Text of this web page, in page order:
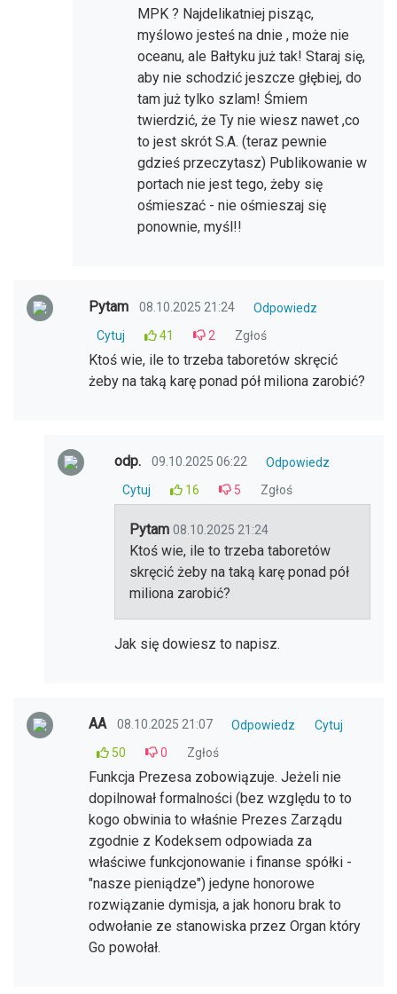
MPK ? Najdelikatniej pisząc,
myślowo jesteś na dnie , może nie
oceanu, ale Bałtyku już tak! Staraj się,
aby nie schodzić jeszcze głębiej, do
tam już tylko szlam! Śmiem
twierdzić, że Ty nie wiesz nawet ,co
to jest skrót S.A. (teraz pewnie
gdzieś przeczytasz) Publikowanie w
portach nie jest tego, żeby się
ośmieszać - nie ośmieszaj się
ponownie, myśl!!
Pytam 08.10.2025 21:24
Odpowiedz
Cytuj
41 2 Zgłoś
Ktoś wie, ile to trzeba taboretów skręcić
żeby na taką karę ponad pół miliona zarobić?
odp. 09.10.2025 06:22
Odpowiedz
Cytuj
16 5 Zgłoś
Pytam 08.10.2025 21:24
Ktoś wie, ile to trzeba taboretów
skręcić żeby na taką karę ponad pół
miliona zarobić?
Jak się dowiesz to napisz.
AA 08.10.2025 21:07 Odpowiedz
Cytuj
50
0 Zgłoś
Funkcja Prezesa zobowiązuje. Jeżeli nie
dopilnował formalności (bez względu to to
kogo obwinia to właśnie Prezes Zarządu
zgodnie z Kodeksem odpowiada za
właściwe funkcjonowanie i finanse spółki -
"nasze pieniądze") jedyne honorowe
rozwiązanie dymisja, a jak honoru brak to
odwołanie ze stanowiska przez Organ który
Go powołał.